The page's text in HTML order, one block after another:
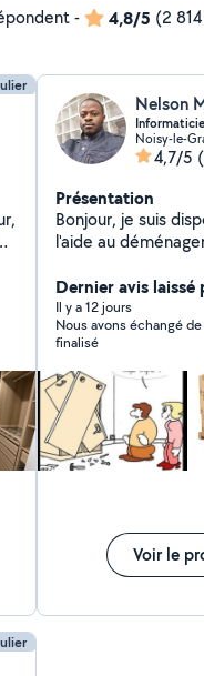
- 4,8/5 (2
Noisy-le-
4,7/5
Présentation
Bonjour, je suis
l'aide au
suis réactif,
Dernier avis
Il y a 12 jours
Nous avons échangé
finalisé
Voir le